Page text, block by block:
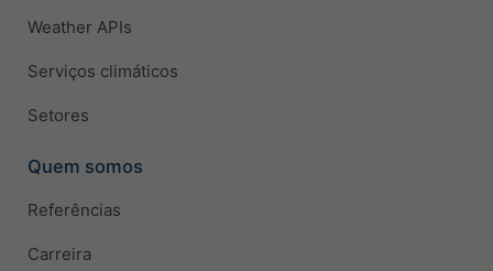
Weather APIs
Serviços climáticos
Setores
Quem somos
Referências
Carreira